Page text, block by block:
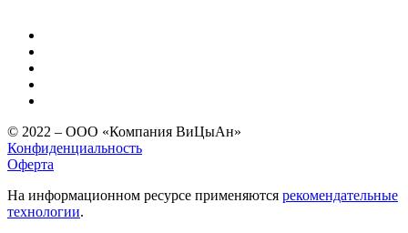
© 2022 – ООО «Компания ВиЦыАн»
Конфиденциальность
Оферта
На информационном ресурсе применяются рекомендательные
технологии.